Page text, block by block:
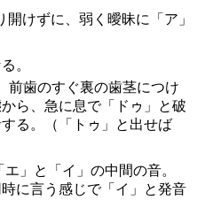
開けずに、弱く曖昧に「ア」
。
前歯のすぐ裏の歯茎につけ
ら、急に息で「ドゥ」と破
る。（「トゥ」と出せば
エ」と「イ」の中間の音。
時に言う感じで「イ」と発音